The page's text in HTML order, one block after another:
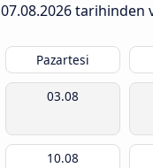
07.08.2026tarihinden
Pazartesi
03.08
10.08